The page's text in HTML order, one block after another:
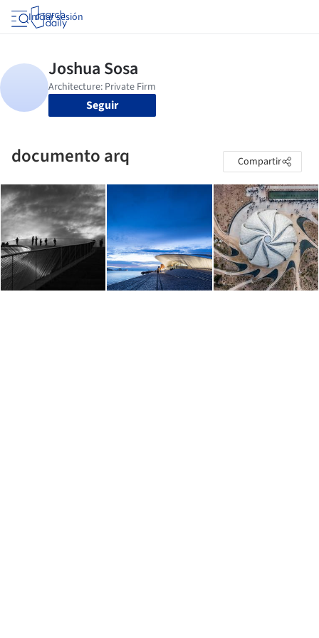
Iniciar sesión
Seguir
documento arq Compartir